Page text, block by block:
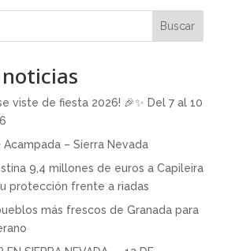
Buscar
viste de fiesta 2026! 🎉✨ Del 7 al 10
– Sierra Nevada
9,4 millones de euros a Capileira
protección frente a riadas
más frescos de Granada para